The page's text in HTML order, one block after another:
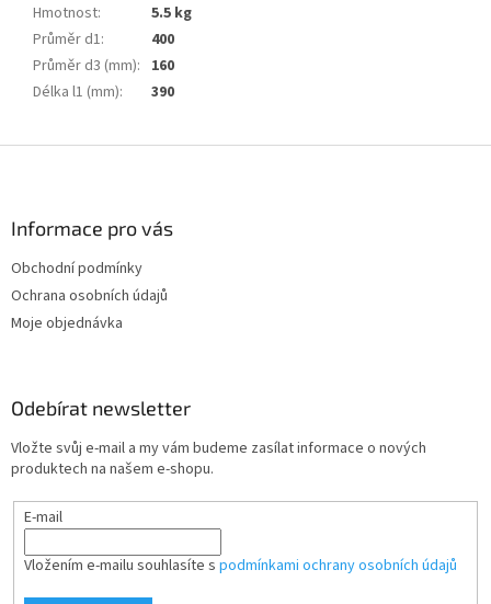
Hmotnost:
5.5 kg
Průměr d1:
400
Průměr d3 (mm): 160
Délka l1 (mm): 390
Informace pro vás
Obchodní podmínky
Ochrana osobních údajů
Moje objednávka
Odebírat newsletter
Vložte svůj e-mail a my vám budeme zasílat informace o nových
produktech na našem e-shopu.
E-mail
Vložením e-mailu souhlasíte s podmínkami ochrany osobních údajů